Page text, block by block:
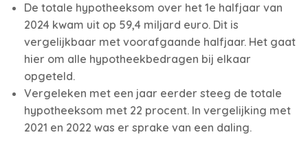
De totale hypotheeksom over het 1e halfjaar van
2024 kwam uit op 59,4 miljard euro. Dit is
vergelijkbaar met voorafgaande halfjaar. Het gaat
hier om alle hypotheekbedragen bij elkaar
opgeteld.
Vergeleken met een jaar eerder steeg de totale
hypotheeksom met 22 procent. In vergelijking met
2021 en 2022 was er sprake van een daling.